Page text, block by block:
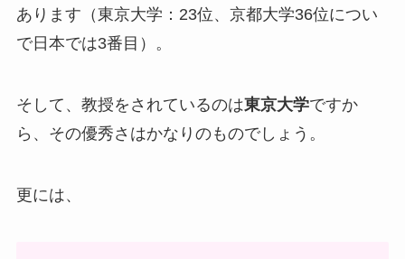
あります（東京大学：23位、京都大学36位につい
で日本では3番目）。
そして、教授をされているのは東京大学ですか
ら、その優秀さはかなりのものでしょう。
更には、